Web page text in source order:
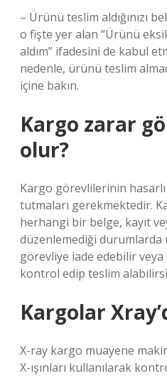
– Ürünü teslim aldığınızı
o fişte yer alan “Ürünü
aldım” ifadesini de kabul
nedenle, ürünü teslim
içine bakın.
Kargo zarar
olur?
Kargo görevlilerinin hasarlı
tutmaları gerekmektedir.
herhangi bir belge, kayıt
düzenlemediği
görevliye iade edebilir
kontrol edip teslim
Kargolar
X-ray kargo muayene
X-ışınları kullanılarak